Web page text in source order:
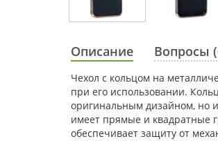
Описание Вопросы
Чехол с кольцом на
при его использовании.
оригинальным дизайном, но
имеет прямые и квадратные
обеспечивает защиту от